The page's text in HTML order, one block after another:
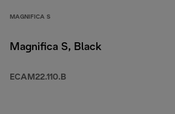
MAGNIFICA S
Magnifica S, Black
ECAM22.110.B